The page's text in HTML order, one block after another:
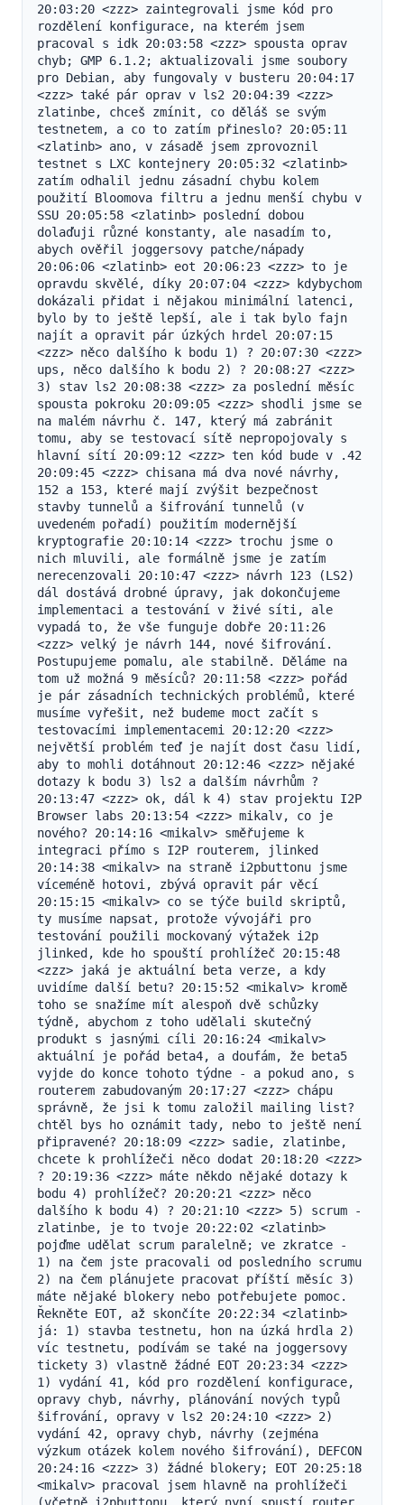
20:03:20 <zzz> zaintegrovali jsme kód pro
rozdělení konfigurace, na kterém jsem
pracoval s idk 20:03:58 <zzz> spousta oprav
chyb; GMP 6.1.2; aktualizovali jsme soubory
pro Debian, aby fungovaly v busteru 20:04:17
<zzz> také pár oprav v ls2 20:04:39 <zzz>
zlatinbe, chceš zmínit, co děláš se svým
testnetem, a co to zatím přineslo? 20:05:11
<zlatinb> ano, v zásadě jsem zprovoznil
testnet s LXC kontejnery 20:05:32 <zlatinb>
zatím odhalil jednu zásadní chybu kolem
použití Bloomova filtru a jednu menší chybu v
SSU 20:05:58 <zlatinb> poslední dobou
dolaďuji různé konstanty, ale nasadím to,
abych ověřil joggersovy patche/nápady
20:06:06 <zlatinb> eot 20:06:23 <zzz> to je
opravdu skvělé, díky 20:07:04 <zzz> kdybychom
dokázali přidat i nějakou minimální latenci,
bylo by to ještě lepší, ale i tak bylo fajn
najít a opravit pár úzkých hrdel 20:07:15
<zzz> něco dalšího k bodu 1) ? 20:07:30 <zzz>
ups, něco dalšího k bodu 2) ? 20:08:27 <zzz>
3) stav ls2 20:08:38 <zzz> za poslední měsíc
spousta pokroku 20:09:05 <zzz> shodli jsme se
na malém návrhu č. 147, který má zabránit
tomu, aby se testovací sítě nepropojovaly s
hlavní sítí 20:09:12 <zzz> ten kód bude v .42
20:09:45 <zzz> chisana má dva nové návrhy,
152 a 153, které mají zvýšit bezpečnost
stavby tunnelů a šifrování tunnelů (v
uvedeném pořadí) použitím modernější
kryptografie 20:10:14 <zzz> trochu jsme o
nich mluvili, ale formálně jsme je zatím
nerecenzovali 20:10:47 <zzz> návrh 123 (LS2)
dál dostává drobné úpravy, jak dokončujeme
implementaci a testování v živé síti, ale
vypadá to, že vše funguje dobře 20:11:26
<zzz> velký je návrh 144, nové šifrování.
Postupujeme pomalu, ale stabilně. Děláme na
tom už možná 9 měsíců? 20:11:58 <zzz> pořád
je pár zásadních technických problémů, které
musíme vyřešit, než budeme moct začít s
testovacími implementacemi 20:12:20 <zzz>
největší problém teď je najít dost času lidí,
aby to mohli dotáhnout 20:12:46 <zzz> nějaké
dotazy k bodu 3) ls2 a dalším návrhům ?
20:13:47 <zzz> ok, dál k 4) stav projektu I2P
Browser labs 20:13:54 <zzz> mikalv, co je
nového? 20:14:16 <mikalv> směřujeme k
integraci přímo s I2P routerem, jlinked
20:14:38 <mikalv> na straně i2pbuttonu jsme
víceméně hotovi, zbývá opravit pár věcí
20:15:15 <mikalv> co se týče build skriptů,
ty musíme napsat, protože vývojáři pro
testování použili mockovaný výtažek i2p
jlinked, kde ho spouští prohlížeč 20:15:48
<zzz> jaká je aktuální beta verze, a kdy
uvidíme další betu? 20:15:52 <mikalv> kromě
toho se snažíme mít alespoň dvě schůzky
týdně, abychom z toho udělali skutečný
produkt s jasnými cíli 20:16:24 <mikalv>
aktuální je pořád beta4, a doufám, že beta5
vyjde do konce tohoto týdne - a pokud ano, s
routerem zabudovaným 20:17:27 <zzz> chápu
správně, že jsi k tomu založil mailing list?
chtěl bys ho oznámit tady, nebo to ještě není
připravené? 20:18:09 <zzz> sadie, zlatinbe,
chcete k prohlížeči něco dodat 20:18:20 <zzz>
? 20:19:36 <zzz> máte někdo nějaké dotazy k
bodu 4) prohlížeč? 20:20:21 <zzz> něco
dalšího k bodu 4) ? 20:21:10 <zzz> 5) scrum -
zlatinbe, je to tvoje 20:22:02 <zlatinb>
pojďme udělat scrum paralelně; ve zkratce -
1) na čem jste pracovali od posledního scrumu
2) na čem plánujete pracovat příští měsíc 3)
máte nějaké blokery nebo potřebujete pomoc.
Řekněte EOT, až skončíte 20:22:34 <zlatinb>
já: 1) stavba testnetu, hon na úzká hrdla 2)
víc testnetu, podívám se také na joggersovy
tickety 3) vlastně žádné EOT 20:23:34 <zzz>
1) vydání 41, kód pro rozdělení konfigurace,
opravy chyb, návrhy, plánování nových typů
šifrování, opravy v ls2 20:24:10 <zzz> 2)
vydání 42, opravy chyb, návrhy (zejména
výzkum otázek kolem nového šifrování), DEFCON
20:24:16 <zzz> 3) žádné blokery; EOT 20:25:18
<mikalv> pracoval jsem hlavně na prohlížeči